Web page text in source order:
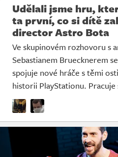
Udělali jsme hru,
ta první, co si dítě
director Astro Bota
Ve skupinovém rozhovoru s
Sebastianem Bruecknerem
spojuje nové hráče s těmi
historii PlayStationu. Pracuje